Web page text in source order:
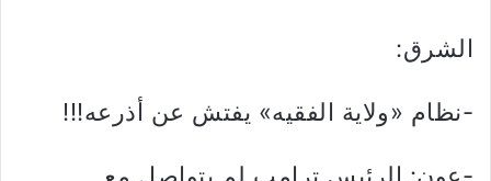
الشرق:
-نظام «ولاية الفقيه» يفتش عن أذرعه!!!